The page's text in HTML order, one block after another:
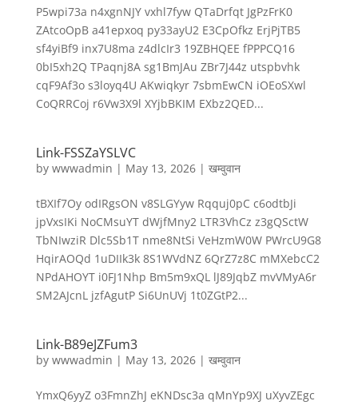
P5wpi73a n4xgnNJY vxhl7fyw QTaDrfqt JgPzFrK0
ZAtcoOpB a41epxoq py33ayU2 E3CpOfkz ErjPjTB5
sf4yiBf9 inx7U8ma z4dlcIr3 19ZBHQEE fPPPCQ16
0bI5xh2Q TPaqnj8A sg1BmJAu ZBr7J44z utspbvhk
cqF9Af3o s3loyq4U AKwiqkyr 7sbmEwCN iOEoSXwl
CoQRRCoj r6Vw3X9l XYjbBKIM EXbz2QED...
Link-FSSZaYSLVC
by wwwadmin | May 13, 2026| खम्वुवान
tBXIf7Oy odIRgsON v8SLGYyw Rqquj0pC c6odtbJi
jpVxsIKi NoCMsuYT dWjfMny2 LTR3VhCz z3gQSctW
TbNIwziR Dlc5Sb1T nme8NtSi VeHzmW0W PWrcU9G8
HqirAOQd 1uDIIk3k 8S1WVdNZ 6QrZ7z8C mMXebcC2
NPdAHOYT i0FJ1Nhp Bm5m9xQL lJ89JqbZ mvVMyA6r
SM2AJcnL jzfAgutP Si6UnUVj 1t0ZGtP2...
Link-B89eJZFum3
by wwwadmin | May 13, 2026| खम्वुवान
YmxQ6yyZ o3FmnZhJ eKNDsc3a qMnYp9XJ uXyvZEgc